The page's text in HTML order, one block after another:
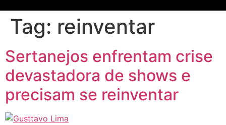
Tag: reinventar
Sertanejos enfrentam crise
devastadora de shows e
precisam se reinventar